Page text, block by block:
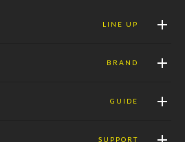
LINE UP
BRAND
GUIDE
SUPPORT